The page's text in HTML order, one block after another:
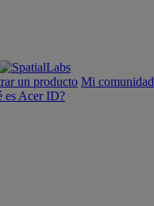
un producto Mi comunidad
es Acer ID?